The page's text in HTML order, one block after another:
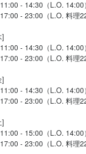
- 14:30（L.O. 14:00）
- 23:00（L.O. 料理
]
- 14:30（L.O. 14:00）
- 23:00（L.O. 料理
]
- 14:30（L.O. 14:00）
- 23:00（L.O. 料理
]
- 15:00（L.O. 14:00）
- 23:00（L.O. 料理